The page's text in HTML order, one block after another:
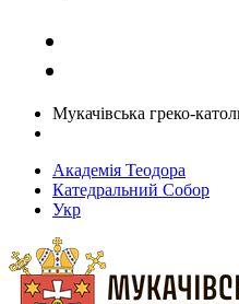
Мукачівська греко-
Академія Теодора
Катедральний Собор
Укр